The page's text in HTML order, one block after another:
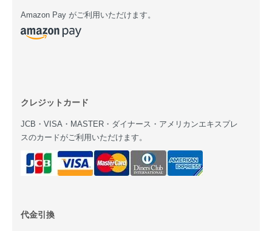
Amazon Pay がご利用いただけます。
クレジットカード
JCB・VISA・MASTER・ダイナース・アメリカンエキスプレ
スのカードがご利用いただけます。
代金引換